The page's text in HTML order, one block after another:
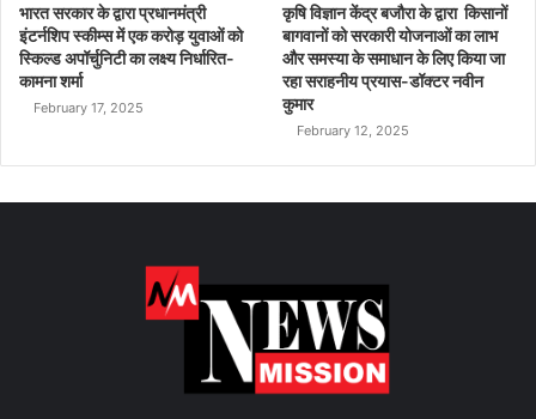
भारत सरकार के द्वारा प्रधानमंत्री
इंटर्नशिप स्कीम्स में एक करोड़ युवाओं को
स्किल्ड अपॉर्चुनिटी का लक्ष्य निर्धारित-
कामना शर्मा
February 17, 2025
कृषि विज्ञान केंद्र बजौरा के द्वारा किसानों
बागवानों को सरकारी योजनाओं का लाभ
और समस्या के समाधान के लिए किया जा
रहा सराहनीय प्रयास-डॉक्टर नवीन
कुमार
February 12, 2025